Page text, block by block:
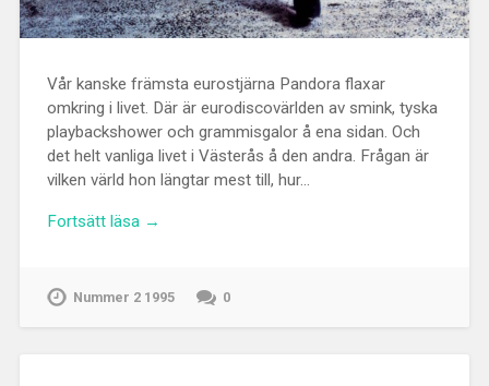
Vår kanske främsta eurostjärna Pandora flaxar
omkring i livet. Där är eurodiscovärlden av smink, tyska
playbackshower och grammisgalor å ena sidan. Och
det helt vanliga livet i Västerås å den andra. Frågan är
vilken värld hon längtar mest till, hur…
Fortsätt läsa →
Nummer 2 1995 0